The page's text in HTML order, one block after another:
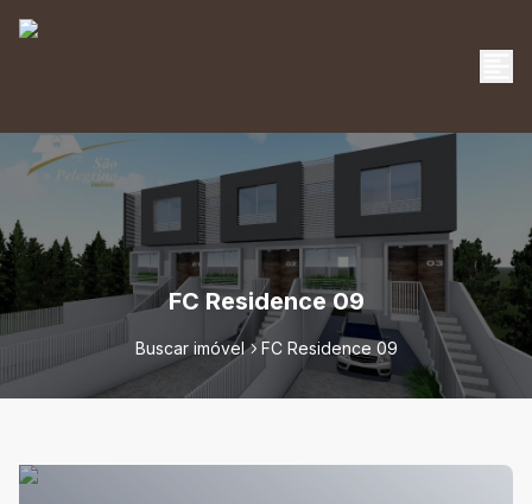
FC Residence 09
Buscar imóvel FC Residence 09